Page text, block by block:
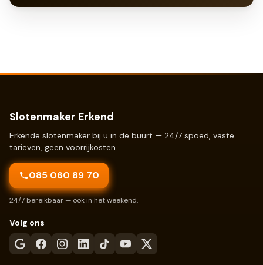
Slotenmaker Erkend
Erkende slotenmaker bij u in de buurt — 24/7 spoed, vaste
tarieven, geen voorrijkosten
085 060 89 70
24/7 bereikbaar — ook in het weekend.
Volg ons